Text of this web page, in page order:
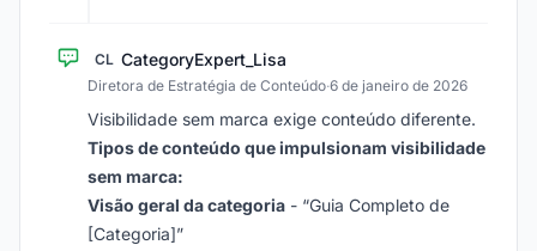
CL CategoryExpert_Lisa
Diretora de Estratégia de Conteúdo·6 de janeiro de 2026
Visibilidade sem marca exige conteúdo diferente.
Tipos de conteúdo que impulsionam visibilidade
sem marca:
Visão geral da categoria - “Guia Completo de
[Categoria]”